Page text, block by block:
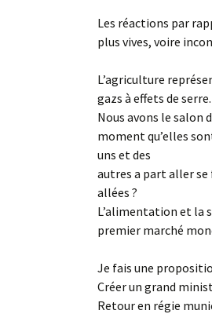
Les réactions par
plus vives, voire
L’agriculture
gazs à effets de serre.
Nous avons le salon
moment qu’elles
uns et des
autres a part aller se
allées ?
L’alimentation et la
premier marché
Je fais une
Créer un grand
Retour en régie